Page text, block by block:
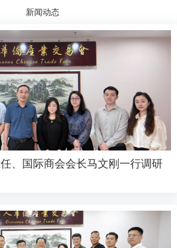
新闻动态
、国际商会会长马文刚一行调研